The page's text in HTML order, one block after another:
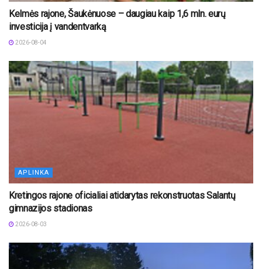
Kelmės rajone, Šaukėnuose – daugiau kaip 1,6 mln. eurų
investicija į vandentvarką
2026-08-04
APLINKA
Kretingos rajone oficialiai atidarytas rekonstruotas Salantų
gimnazijos stadionas
2026-08-03